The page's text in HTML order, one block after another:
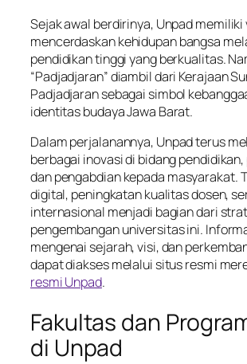
Sejak awal berdirinya, Unpad memiliki
mencerdaskan kehidupan bangsa
pendidikan tinggi yang berkualitas.
“Padjadjaran” diambil dari Kerajaan
Padjadjaran sebagai simbol
identitas budaya Jawa Barat.
Dalam perjalanannya, Unpad terus
berbagai inovasi di bidang
dan pengabdian kepada masyarakat.
digital, peningkatan kualitas dosen,
internasional menjadi bagian dari
pengembangan universitas ini.
mengenai sejarah, visi, dan
dapat diakses melalui situs resmi
resmi Unpad.
Fakultas dan
di Unpad